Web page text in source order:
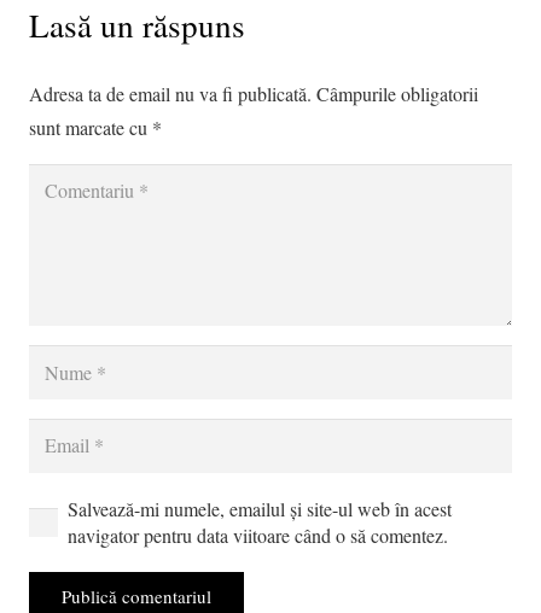
Lasă un răspuns
Adresa ta de email nu va fi publicată. Câmpurile obligatorii
sunt marcate cu *
Salvează-mi numele, emailul și site-ul web în acest
navigator pentru data viitoare când o să comentez.
Publică comentariul